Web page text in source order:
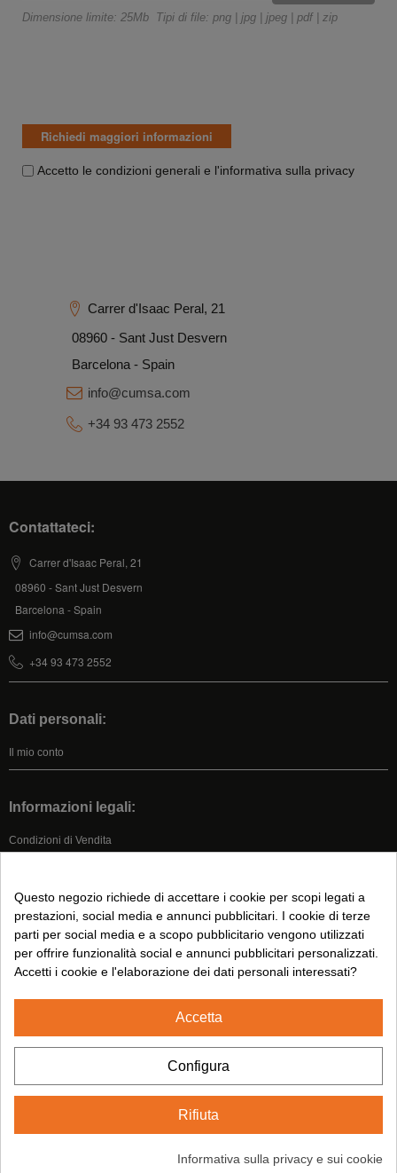
Dimensione limite: 25Mb Tipi di file: png | jpg | jpeg | pdf | zip
Accetto le condizioni generali e l'informativa sulla privacy
Carrer d'Isaac Peral, 21
08960 - Sant Just Desvern​
Barcelona - Spain
info@cumsa.com
+34 93 473 2552
Contattateci:
Carrer d'Isaac Peral, 21
08960 - Sant Just Desvern
Barcelona - Spain
info@cumsa.com
+34 93 473 2552
Dati personali:
Il mio conto
Informazioni legali:
Condizioni di Vendita
Informativa sui Cookie
Seguici su:
2024© CUMSA - Tutti i diritti riservati.
Questo negozio richiede di accettare i cookie per scopi legati a
prestazioni, social media e annunci pubblicitari. I cookie di terze
parti per social media e a scopo pubblicitario vengono utilizzati
per offrire funzionalità social e annunci pubblicitari personalizzati.
Accetti i cookie e l'elaborazione dei dati personali interessati?
Accetta
Configura
Rifiuta
Informativa sulla privacy e sui cookie